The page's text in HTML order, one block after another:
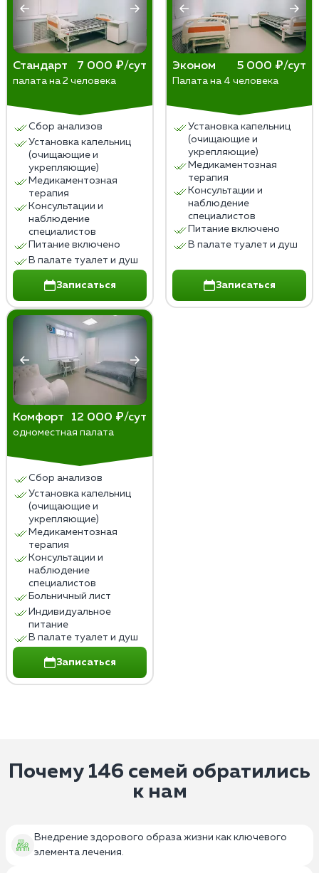
Стандарт 7 000 ₽/сут
палата на 2 человека
Сбор анализов
Установка капельниц
(очищающие и
укрепляющие)
Медикаментозная
терапия
Консультации и
наблюдение
специалистов
Питание включено
В палате туалет и душ
Записаться
Эконом 5 000 ₽/сут
Палата на 4 человека
Установка капельниц
(очищающие и
укрепляющие)
Медикаментозная
терапия
Консультации и
наблюдение
специалистов
Питание включено
В палате туалет и душ
Записаться
Комфорт 12 000 ₽/сут
одноместная палата
Сбор анализов
Установка капельниц
(очищающие и
укрепляющие)
Медикаментозная
терапия
Консультации и
наблюдение
специалистов
Больничный лист
Индивидуальное
питание
В палате туалет и душ
Записаться
Почему 146 семей обратились
к нам
Внедрение здорового образа жизни как ключевого
элемента лечения.